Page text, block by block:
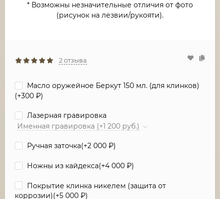
* Возможны незначительные отличия от фото
(рисунок на лезвии/рукояти).
2 отзыва
Масло оружейное Беркут 150 мл. (для клинков)
(+300 ₽)
Лазерная гравировка
Именная гравировка (+1 200 руб.)
Ручная заточка(+2 000 ₽)
Ножны из кайдекса(+4 000 ₽)
Покрытие клинка никелем (защита от
коррозии)(+5 000 ₽)